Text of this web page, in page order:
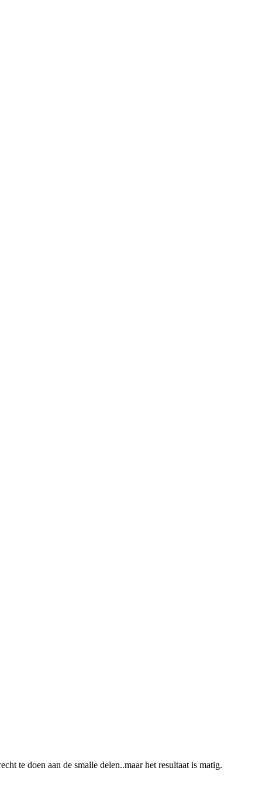
te doen aan de smalle delen..maar het resultaat is matig.